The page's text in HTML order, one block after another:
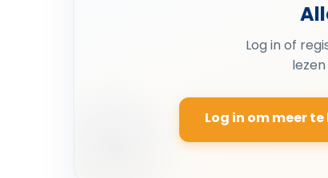
Log in of
Log in om meer te